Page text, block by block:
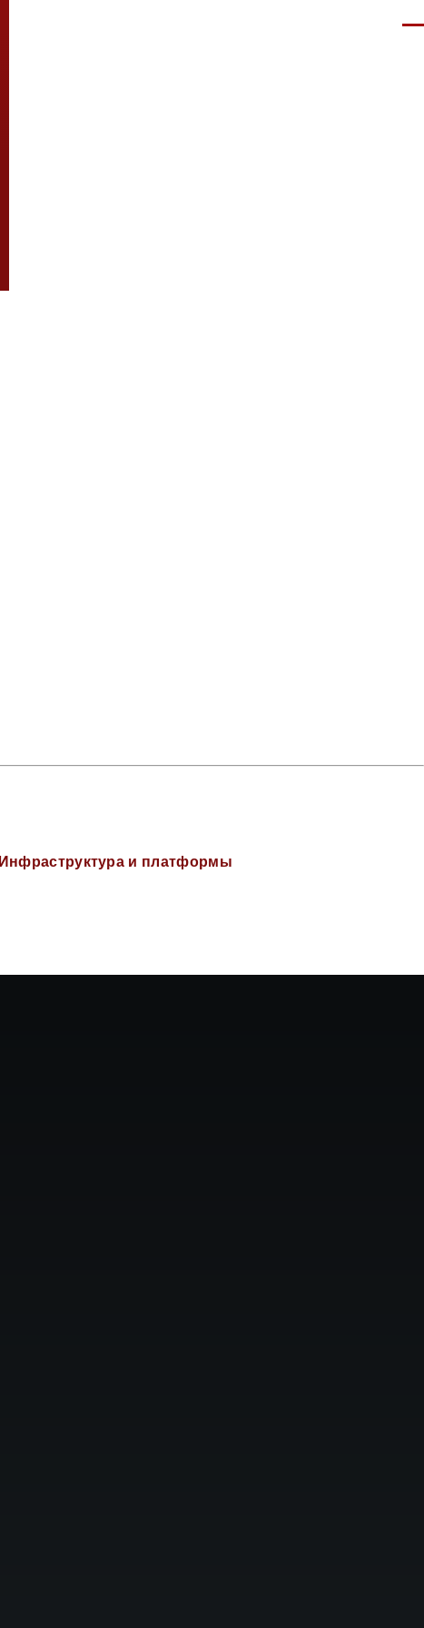
Инфраструктура и платформы